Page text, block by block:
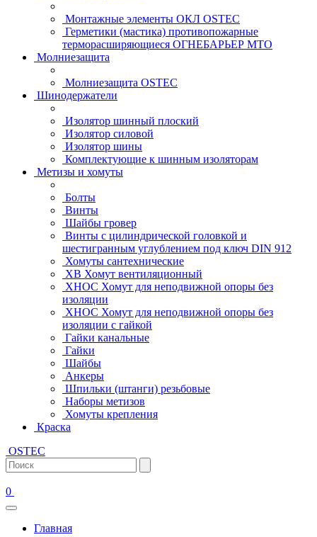
Монтажные элементы ОКЛ OSTEC
Герметики (мастика) противопожарные
терморасширяющиеся ОГНЕБАРЬЕР МТО
Молниезащита
Молниезащита OSTEC
Шинодержатели
Изолятор шинный плоский
Изолятор силовой
Изолятор шины
Комплектующие к шинным изоляторам
Метизы и хомуты
Болты
Винты
Шайбы гровер
Винты с цилиндрической головкой и
шестигранным углублением под ключ DIN 912
Хомуты сантехнические
ХВ Хомут вентиляционный
ХНОС Хомут для неподвижной опоры без
изоляции
ХНОС Хомут для неподвижной опоры без
изоляции с гайкой
Гайки канальные
Гайки
Шайбы
Анкеры
Шпильки (штанги) резьбовые
Наборы метизов
Хомуты крепления
Краска
OSTEC
0
Главная